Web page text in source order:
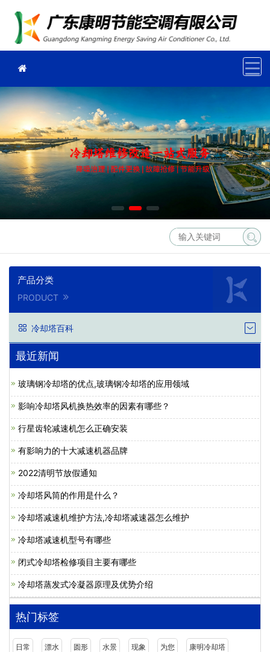
产品分类
PRODUCT
冷却塔百科
最近新闻
玻璃钢冷却塔的优点,玻璃钢冷却塔的应用领域
影响冷却塔风机换热效率的因素有哪些？
行星齿轮减速机怎么正确安装
有影响力的十大减速机器品牌
2022清明节放假通知
冷却塔风筒的作用是什么？
冷却塔减速机维护方法,冷却塔减速器怎么维护
冷却塔减速机型号有哪些
闭式冷却塔检修项目主要有哪些
冷却塔蒸发式冷凝器原理及优势介绍
热门标签
日常 漂水 圆形 水景 现象 为您 康明冷却塔